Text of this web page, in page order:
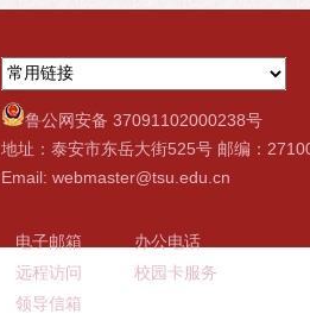
鲁公网安备 37091102000238号
地址：泰安市东岳大街525号 邮编：
Email: webmaster@tsu.edu.cn
电子邮箱
办公电话
远程访问
校园卡服务
领导信箱